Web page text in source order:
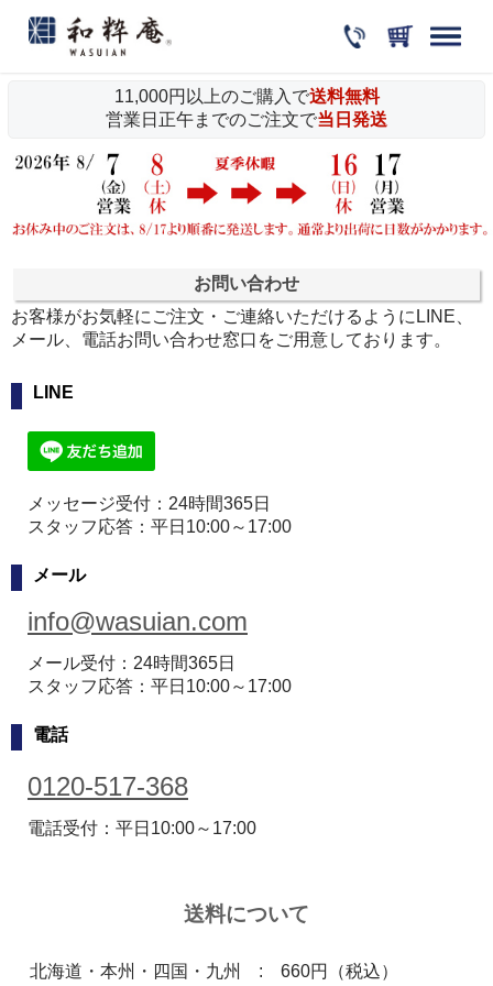
11,000円以上のご購入で送料無料
営業日正午までのご注文で当日発送
お問い合わせ
お客様がお気軽にご注文・ご連絡いただけるようにLINE、
メール、電話お問い合わせ窓口をご用意しております。
LINE
メッセージ受付：24時間365日
スタッフ応答：平日10:00～17:00
メール
info@wasuian.com
メール受付：24時間365日
スタッフ応答：平日10:00～17:00
電話
0120-517-368
電話受付：平日10:00～17:00
送料について
北海道・本州・四国・九州 : 660円（税込）